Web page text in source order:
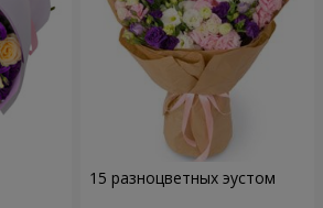
15 разноцветных эустом